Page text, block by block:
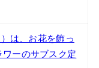
は、お花を飾っ
ーのサブスク定